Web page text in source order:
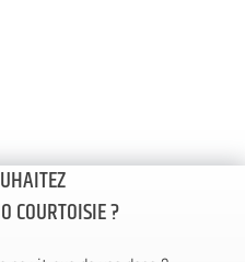
COURTOISIE ?